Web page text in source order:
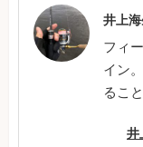
井上
フィ
イン
るこ
井